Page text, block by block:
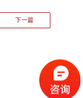
下一篇